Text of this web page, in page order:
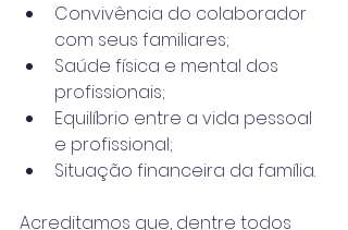
Convivência do colaborador
com seus familiares;
Saúde física e mental dos
profissionais;
Equilíbrio entre a vida pessoal
e profissional;
Situação financeira da família.
Acreditamos que, dentre todos